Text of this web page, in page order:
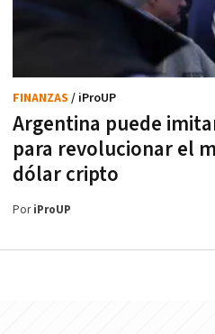
Argentina puede
para revolucionar el
dólar cripto
FINANZAS / iProUP
PoriProUP